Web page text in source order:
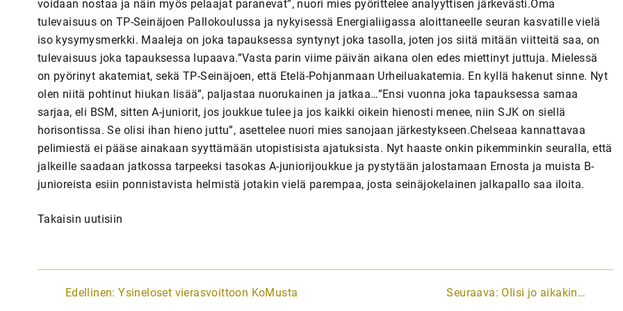
voidaan nostaa ja näin myös pelaajat paranevat”, nuori mies pyörittelee analyyttisen järkevästi.Oma
tulevaisuus on TP-Seinäjoen Pallokoulussa ja nykyisessä Energialiigassa aloittaneelle seuran kasvatille vielä
iso kysymysmerkki. Maaleja on joka tapauksessa syntynyt joka tasolla, joten jos siitä mitään viitteitä saa, on
tulevaisuus joka tapauksessa lupaava.”Vasta parin viime päivän aikana olen edes miettinyt juttuja. Mielessä
on pyörinyt akatemiat, sekä TP-Seinäjoen, että Etelä-Pohjanmaan Urheiluakatemia. En kyllä hakenut sinne. Nyt
olen niitä pohtinut hiukan lisää”, paljastaa nuorukainen ja jatkaa…”Ensi vuonna joka tapauksessa samaa
sarjaa, eli BSM, sitten A-juniorit, jos joukkue tulee ja jos kaikki oikein hienosti menee, niin SJK on siellä
horisontissa. Se olisi ihan hieno juttu”, asettelee nuori mies sanojaan järkestykseen.Chelseaa kannattavaa
pelimiestä ei pääse ainakaan syyttämään utopistisista ajatuksista. Nyt haaste onkin pikemminkin seuralla, että
jalkeille saadaan jatkossa tarpeeksi tasokas A-juniorijoukkue ja pystytään jalostamaan Ernosta ja muista B-
junioreista esiin ponnistavista helmistä jotakin vielä parempaa, josta seinäjokelainen jalkapallo saa iloita.
Takaisin uutisiin
A
Edellinen: Ysineloset vierasvoittoon KoMusta Seuraava: Olisi jo aikakin…